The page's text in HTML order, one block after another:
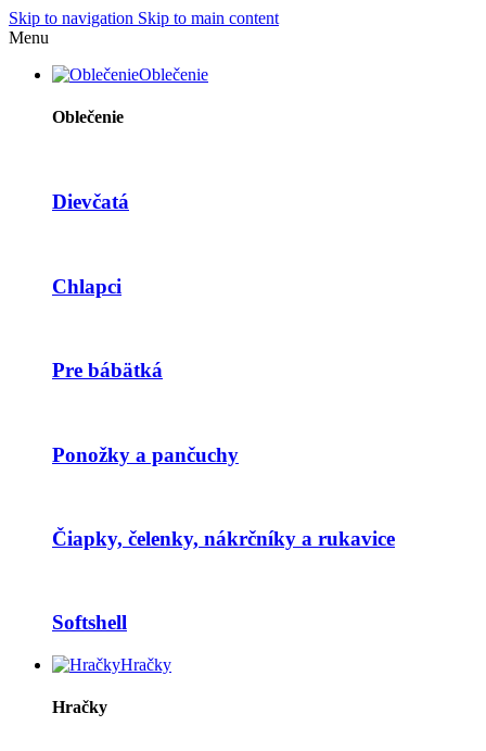
Skip to navigation Skip to main content
Menu
Oblečenie
Oblečenie
Dievčatá
Chlapci
Pre bábätká
Ponožky a pančuchy
Čiapky, čelenky, nákrčníky a rukavice
Softshell
Hračky
Hračky